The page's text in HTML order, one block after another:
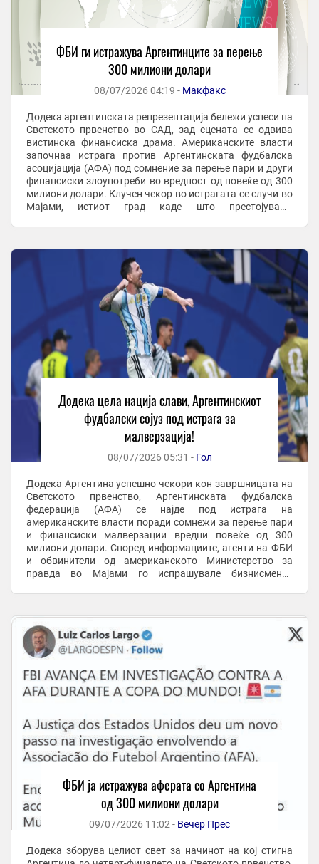
ФБИ ги истражува Аргентинците за перење
300 милиони долари
08/07/2026 04:19 - Макфакс
Додека аргентинската репрезентација бележи успеси на
Светското првенство во САД, зад сцената се одвива
вистинска финансиска драма. Американските власти
започнаа истрага против Аргентинската фудбалска
асоцијација (АФА) под сомнение за перење пари и други
финансиски злоупотреби во вредност од повеќе од 300
милиони долари. Клучен чекор во истрагата се случи во
Мајами, истиот град каде што престојуваше
Додека цела нација слави, Аргентинскиот
фудбалски сојуз под истрага за
малверзација!
08/07/2026 05:31 - Гол
Додека Аргентина успешно чекори кон завршницата на
Светското првенство, Аргентинската фудбалска
федерација (АФА) се најде под истрага на
американските власти поради сомнежи за перење пари
и финансиски малверзации вредни повеќе од 300
милиони долари. Според информациите, агенти на ФБИ
и обвинители од американското Министерство за
правда во Мајами го испрашувале бизнисменот
ФБИ ја истражува аферата со Аргентина
од 300 милиони долари
09/07/2026 11:02 - Вечер Прес
Додека зборува целиот свет за начинот на кој стигна